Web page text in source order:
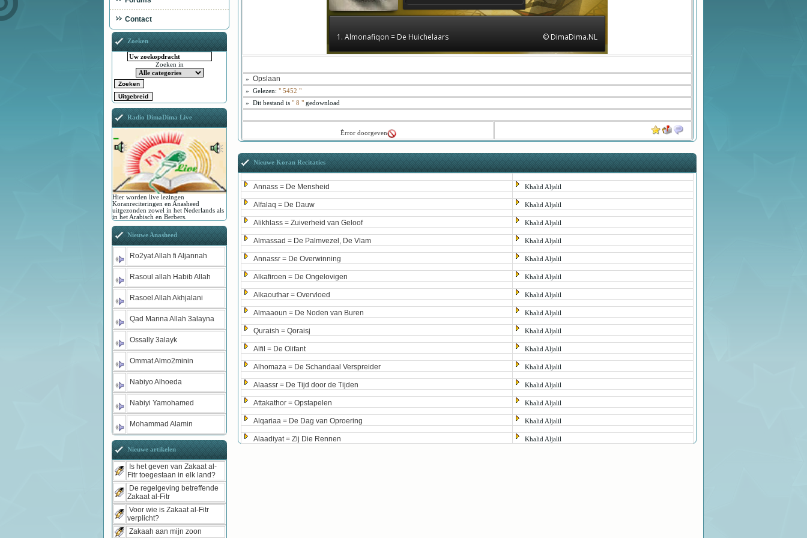
1. Almonafiqon = De Huichelaars © DimaDima.NL
» Opslaan
» Gelezen: " 5452 "
» Dit bestand is " 8 " gedownload
ُError doorgeven
Nieuwe Koran Recitaties
Annass = De Mensheid Khalid Aljalil
Alfalaq = De Dauw Khalid Aljalil
Alikhlass = Zuiverheid van Geloof Khalid Aljalil
Almassad = De Palmvezel, De Vlam Khalid Aljalil
Annassr = De Overwinning Khalid Aljalil
Alkafiroen = De Ongelovigen Khalid Aljalil
Alkaouthar = Overvloed Khalid Aljalil
Almaaoun = De Noden van Buren Khalid Aljalil
Quraish = Qoraisj Khalid Aljalil
Alfil = De Olifant Khalid Aljalil
Alhomaza = De Schandaal Verspreider Khalid Aljalil
Alaassr = De Tijd door de Tijden Khalid Aljalil
Attakathor = Opstapelen Khalid Aljalil
Alqariaa = De Dag van Oproering Khalid Aljalil
Alaadiyat = Zij Die Rennen Khalid Aljalil
Contact
Zoeken
Zoeken in
Radio DimaDima Live
Hier worden live lezingen
Koranreciteringen en Anasheed
uitgezonden zowel in het Nederlands als
in het Arabisch en Berbers.
Nieuwe Anasheed
Ro2yat Allah fi Aljannah
Rasoul allah Habib Allah
Rasoel Allah Akhjalani
Qad Manna Allah 3alayna
Ossally 3alayk
Ommat Almo2minin
Nabiyo Alhoeda
Nabiyi Yamohamed
Mohammad Alamin
Nieuwe artikelen
Is het geven van Zakaat al-
Fitr toegestaan in elk land?
De regelgeving betreffende
Zakaat al-Fitr
Voor wie is Zakaat al-Fitr
verplicht?
Zakaah aan mijn zoon